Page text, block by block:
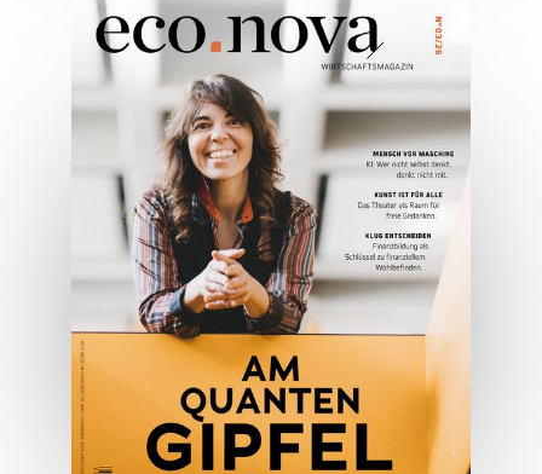
05/2026
Spezial: Architektur &
Lifestyle Mai 2026
JETZT BESTELLEN
ONLINE LESEN